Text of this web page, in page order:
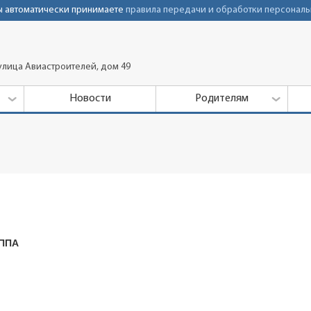
автоматически принимаете правила передачи и обработки
Авиастроителей, дом 49
Новости Родителям